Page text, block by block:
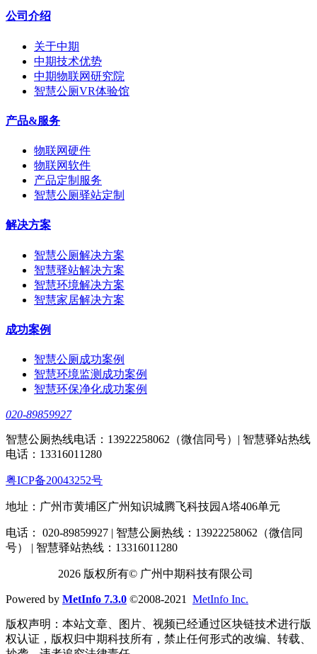
公司介绍
关于中期
中期技术优势
中期物联网研究院
智慧公厕VR体验馆
产品&服务
物联网硬件
物联网软件
产品定制服务
智慧公厕驿站定制
解决方案
智慧公厕解决方案
智慧驿站解决方案
智慧环境解决方案
智慧家居解决方案
成功案例
智慧公厕成功案例
智慧环境监测成功案例
智慧环保净化成功案例
020-89859927
智慧公厕热线电话：13922258062（微信同号）| 智慧驿站热线
电话：13316011280
粤ICP备20043252号
地址：广州市黄埔区广州知识城腾飞科技园A塔406单元
电话： 020-89859927 | 智慧公厕热线：13922258062（微信同
号） | 智慧驿站热线：13316011280
2026 版权所有© 广州中期科技有限公司
Powered by MetInfo 7.3.0 ©2008-2021 MetInfo Inc.
版权声明：本站文章、图片、视频已经通过区块链技术进行版
权认证，版权归中期科技所有，禁止任何形式的改编、转载、